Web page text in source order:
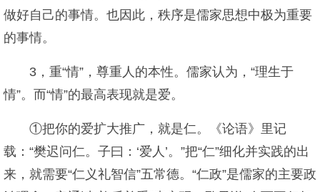
做好自己的事情。也因此，秩序是儒家思想中极为重要
的事情。
3，重“情”，尊重人的本性。儒家认为，“理生于
情”。而“情”的最高表现就是爱。
①把你的爱扩大推广，就是仁。《论语》里记
载：“樊迟问仁。子曰：‘爱人’。”把“仁”细化并实践的出
来，就需要“仁义礼智信”五常德。“仁政”是儒家的主要政